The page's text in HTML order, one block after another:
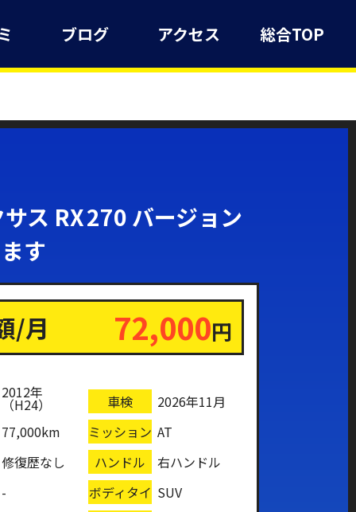
ブログ アクセス 総合TOP
ス RX 270 バージョン
す
/月 72,000円
2012年
（H24） 車検
2026年11月
77,000km
ミッション AT
修復歴なし
ハンドル
右ハンドル
-
ボディタイ SUV